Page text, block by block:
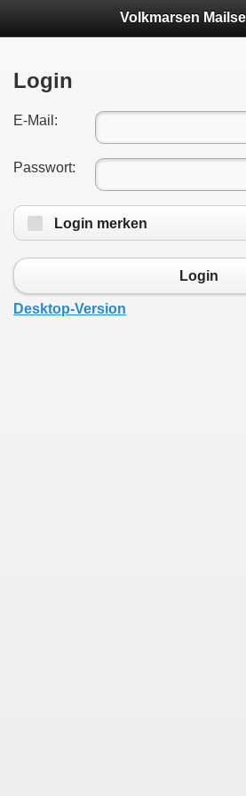
Volkmarsen
Login
E-Mail:
Passwort:
Login merken
Login
Desktop-Version